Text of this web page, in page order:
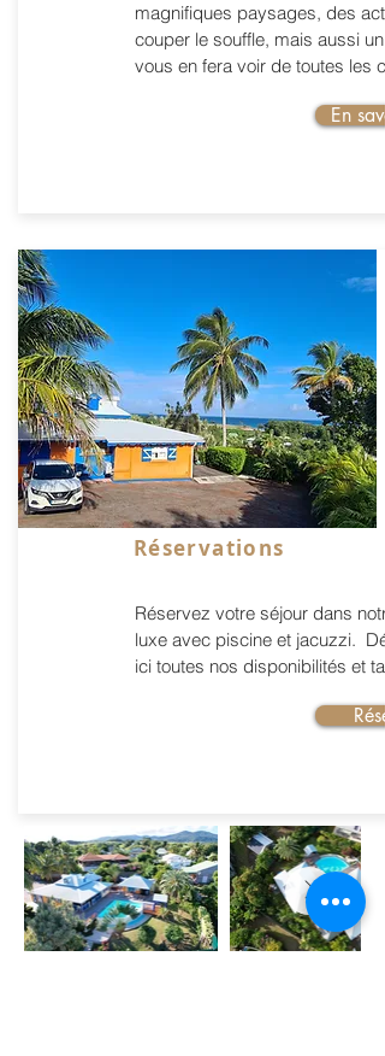
magnifiques paysages, des
couper le souffle, mais aussi un
vous en fera voir de toutes les
En
Réservations
Réservez votre séjour dans
luxe avec piscine et jacuzzi.
ici toutes nos disponibilités et